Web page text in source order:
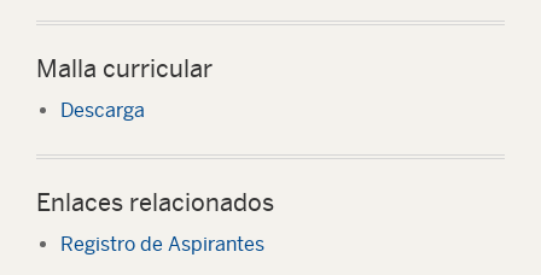
Malla curricular
Descarga
Enlaces relacionados
Registro de Aspirantes